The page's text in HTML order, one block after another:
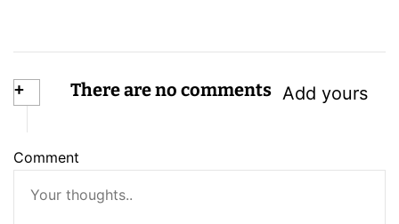
+ There are no comments Add yours
Comment